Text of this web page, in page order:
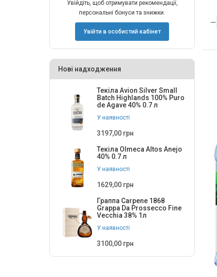
VITTEL
Volvic
АБК Дніпро
ДЕВАЙТІС
ДЖЕРЕЛО ЯКОВА
Йодо
Карпатська джерельна
Оболонь
Петриківськ
Поляна Купель
Свалява
ТМ ХЕЛС ПАВЕР
Увійдіть, щоб отримувати рекомендації,
персональні бонуси та знижки.
Увійти в особистий кабінет
Нові надходження
Текіла Avion Silver Small
Batch Highlands 100% Puro
de Agave 40% 0.7 л
У наявності
3197,00 грн
Текіла Olmeca Altos Anejo
40% 0.7 л
У наявності
1629,00 грн
Граппа Carpene 1868
Grappa Da Prossecco Fine
Vecchia 38% 1л
У наявності
3100,00 грн